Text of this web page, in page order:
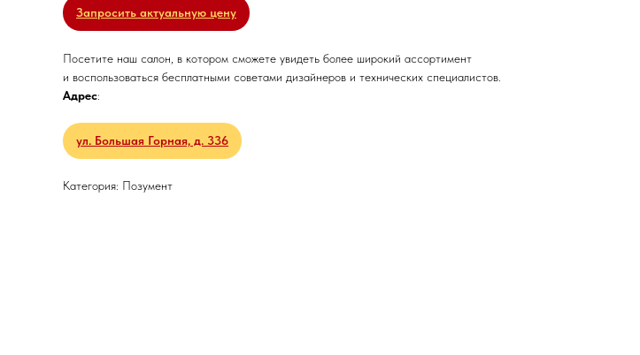
Запросить актуальную цену
Посетите наш салон, в котором сможете увидеть более широкий ассортимент
и воспользоваться бесплатными советами дизайнеров и технических специалистов.
Адрес:
ул. Большая Горная, д. 336
Категория: Позумент